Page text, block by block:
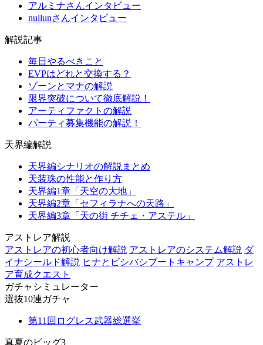
アルミナさんインタビュー
nullunさんインタビュー
解説記事
毎日やるべきこと
EVPはどれと交換する？
ゾーンとマナの解説
限界突破について徹底解説！
アーティファクトの解説
パーティ募集機能の解説！
天界編解説
天界編シナリオの解説まとめ
天装珠の性能と作り方
天界編1章「天空の大地」
天界編2章「セフィラナへの天路」
天界編3章「天の街 チチェ・アステル」
アストレア解説
アストレアの初心者向け解説 アストレアのシステム解説 ダ
イナシールド解説 ヒナとビシバシブートキャンプ アストレ
ア育成クエスト
ガチャシミュレーター
選抜10連ガチャ
第11回ログレス武器総選挙
真夏のビッグ3